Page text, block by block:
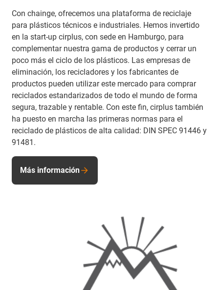
Con chainge, ofrecemos una plataforma de reciclaje
para plásticos técnicos e industriales. Hemos invertido
en la start-up cirplus, con sede en Hamburgo, para
complementar nuestra gama de productos y cerrar un
poco más el ciclo de los plásticos. Las empresas de
eliminación, los recicladores y los fabricantes de
productos pueden utilizar este mercado para comprar
reciclados estandarizados de todo el mundo de forma
segura, trazable y rentable. Con este fin, cirplus también
ha puesto en marcha las primeras normas para el
reciclado de plásticos de alta calidad: DIN SPEC 91446 y
91481.
Más información